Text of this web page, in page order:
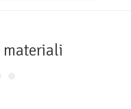
materiali